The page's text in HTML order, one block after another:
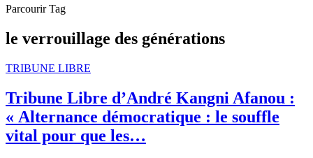
Parcourir Tag
le verrouillage des générations
TRIBUNE LIBRE
Tribune Libre d’André Kangni Afanou :
« Alternance démocratique : le souffle
vital pour que les…